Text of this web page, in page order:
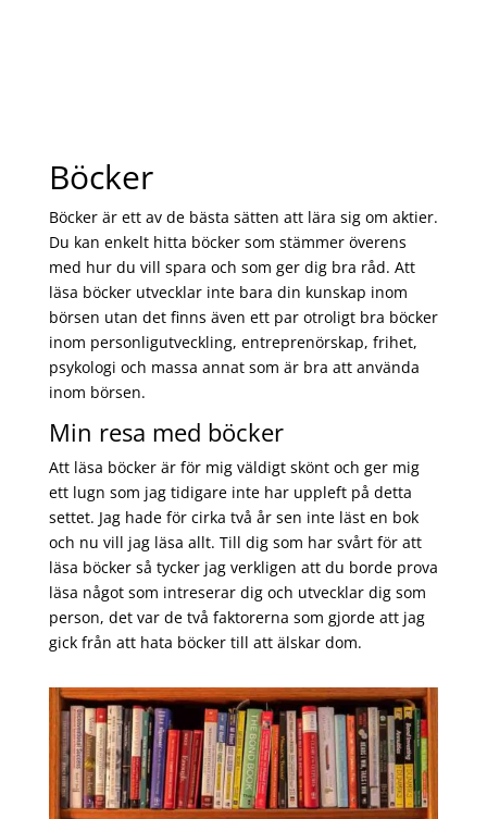
Böcker
Böcker är ett av de bästa sätten att lära sig om aktier.
Du kan enkelt hitta böcker som stämmer överens
med hur du vill spara och som ger dig bra råd. Att
läsa böcker utvecklar inte bara din kunskap inom
börsen utan det finns även ett par otroligt bra böcker
inom personligutveckling, entreprenörskap, frihet,
psykologi och massa annat som är bra att använda
inom börsen.
Min resa med böcker
Att läsa böcker är för mig väldigt skönt och ger mig
ett lugn som jag tidigare inte har uppleft på detta
settet. Jag hade för cirka två år sen inte läst en bok
och nu vill jag läsa allt. Till dig som har svårt för att
läsa böcker så tycker jag verkligen att du borde prova
läsa något som intreserar dig och utvecklar dig som
person, det var de två faktorerna som gjorde att jag
gick från att hata böcker till att älskar dom.